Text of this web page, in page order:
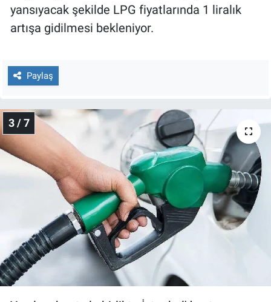
yansıyacak şekilde LPG fiyatlarında 1 liralık
artışa gidilmesi bekleniyor.
Paylaş
3 / 7
Yerel Gündem
Canlı Yayın